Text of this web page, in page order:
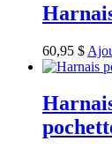
60,95 $